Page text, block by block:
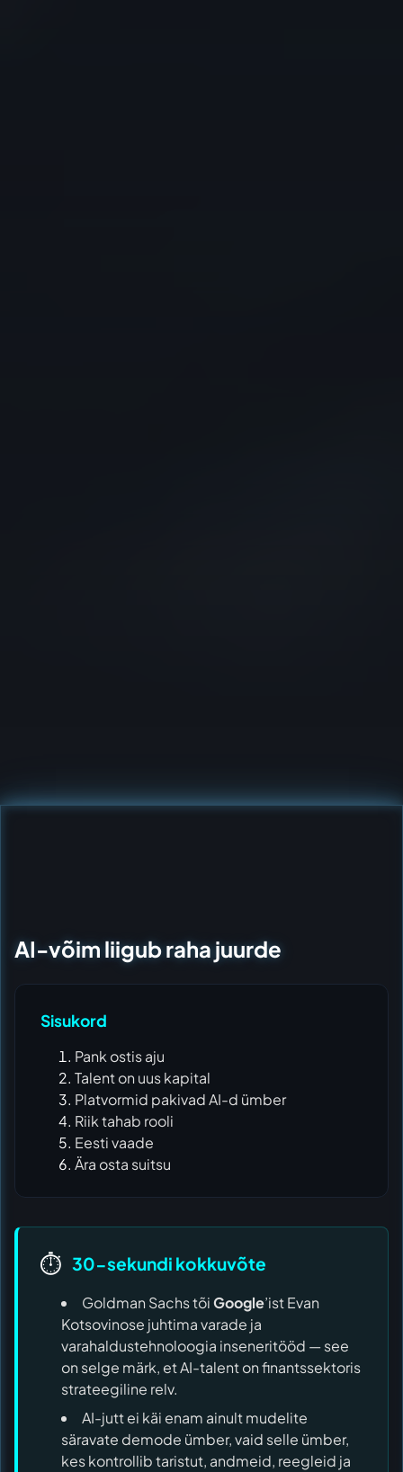
AI-võim liigub raha juurde
Sisukord
Pank ostis aju
Talent on uus kapital
Platvormid pakivad AI-d ümber
Riik tahab rooli
Eesti vaade
Ära osta suitsu
⏱️ 30-sekundi kokkuvõte
Goldman Sachs tõiGoogle’ist Evan
Kotsovinose juhtima varade ja
varahaldustehnoloogia inseneritööd — see
on selge märk, et AI-talent on finantssektoris
strateegiline relv.
AI-jutt ei käi enam ainult mudelite
säravate demode ümber, vaid selle ümber,
kes kontrollib taristut, andmeid, reegleid ja